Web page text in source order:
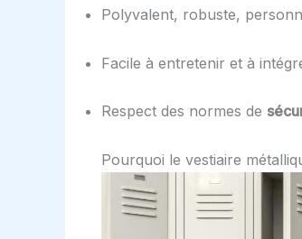
Polyvalent, robuste,
Facile à entretenir et à
Respect des normes de
Pourquoi le vestiaire